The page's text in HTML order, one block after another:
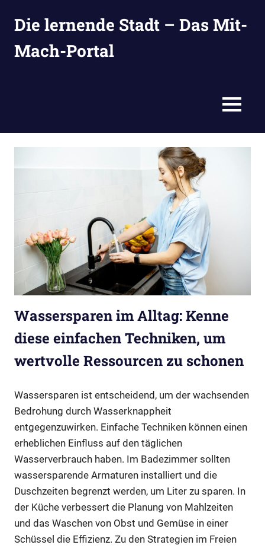
InhaltDie lernende Stadt – Das Mit-
Mach-Portal
MENÜ
Wassersparen im Alltag: Kenne
diese einfachen Techniken, um
wertvolle Ressourcen zu schonen
Wassersparen ist entscheidend, um der wachsenden
Bedrohung durch Wasserknappheit
entgegenzuwirken. Einfache Techniken können einen
erheblichen Einfluss auf den täglichen
Wasserverbrauch haben. Im Badezimmer sollten
wassersparende Armaturen installiert und die
Duschzeiten begrenzt werden, um Liter zu sparen. In
der Küche verbessert die Planung von Mahlzeiten
und das Waschen von Obst und Gemüse in einer
Schüssel die Effizienz. Zu den Strategien im Freien